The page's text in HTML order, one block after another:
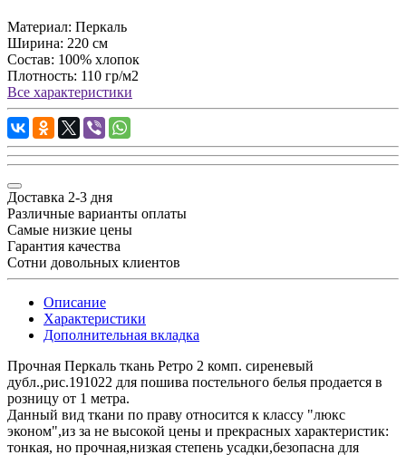
Материал: Перкаль
Ширина: 220 см
Состав: 100% хлопок
Плотность: 110 гр/м2
Все характеристики
Доставка 2-3 дня
Различные варианты оплаты
Самые низкие цены
Гарантия качества
Сотни довольных клиентов
Описание
Характеристики
Дополнительная вкладка
Прочная Перкаль ткань Ретро 2 комп. сиреневый
дубл.,рис.191022 для пошива постельного белья продается в
розницу от 1 метра.
Данный вид ткани по праву относится к классу "люкс
эконом",из за не высокой цены и прекрасных характеристик:
тонкая, но прочная,низкая степень усадки,безопасна для